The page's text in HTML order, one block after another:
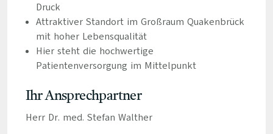
Druck
Attraktiver Standort im Großraum Quakenbrück
mit hoher Lebensqualität
Hier steht die hochwertige
Patientenversorgung im Mittelpunkt
Ihr Ansprechpartner
Herr Dr. med. Stefan Walther